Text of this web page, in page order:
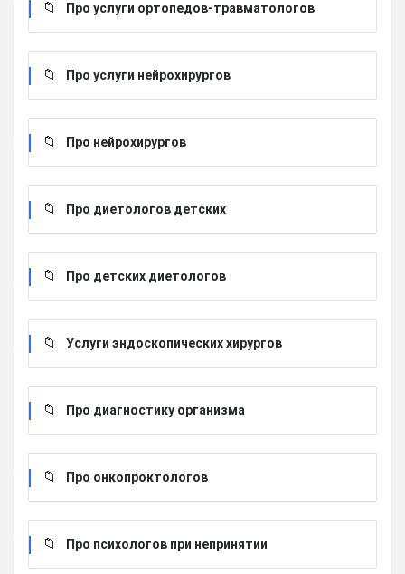
Про услуги ортопедов-травматологов
Про услуги нейрохирургов
Про нейрохирургов
Про диетологов детских
Про детских диетологов
Услуги эндоскопических хирургов
Про диагностику организма
Про онкопроктологов
Про психологов при непринятии